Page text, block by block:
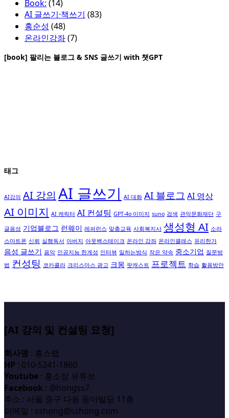
Book: (14)
AI 글쓰기·책쓰기 (83)
홍순성 (48)
온라인강좌(7)
[book] 팔리는 블로그 & SNS 글쓰기 with 챗GPT
태그
AI강의 AI 강의 AI 글쓰기 AI 대화 AI 블로그 AI 영상
AI 이미지 AI 캐릭터 AI 컨설팅 GPT-4o 이미지 suno 검색 관악문화재단 구
글음성 기업블로그 런웨이 레퍼런스 맞춤교육 사회복지사 생성형 AI 소라
스마트폰 신뢰 실행독서 아버지 아웃백스테이크 온라인 강좌 온라인클래스 유리한가
음성 글쓰기 음악 인공지능 한계성 인터뷰 일하는방식 작은 약속 중소기업 질문방
법 컨성팅 코카콜라 크리스마스 광고 크몽 팟캐스트 프로젝트 학습 활용방안
[AI 강의 및 컨설팅 요청]
회사명 : 홍스랩
HP : 010-5241-1860
Youtube : 홍소장 유튜브
Facebook : @hongss7
주소 : 서울 중구 다동 동아빌딩 11층
이메일 : sshong@sshong.com